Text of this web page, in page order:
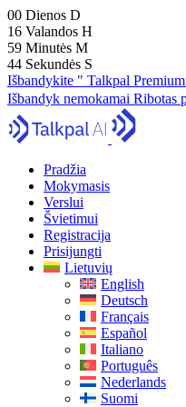
00 Dienos D
16 Valandos H
59 Minutės M
43 Sekundės S
Išbandykite " Talkpal
Išbandyk nemokamai Ribotas
Pradžia
Mokymasis
Verslui
Švietimui
Registracija
Prisijungti
Lietuvių
English
Deutsch
Français
Español
Italiano
Português
Nederlands
Suomi